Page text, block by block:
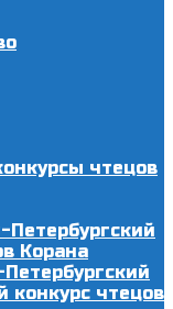
чтецов
Корана
конкурс чтецов